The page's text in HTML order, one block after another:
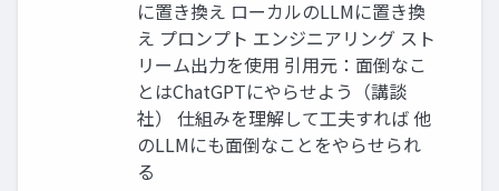
に置き換え ローカルのLLMに置き換
え プロンプト エンジニアリング スト
リーム出力を使用 引用元：面倒なこ
とはChatGPTにやらせよう（講談
社） 仕組みを理解して工夫すれば 他
のLLMにも面倒なことをやらせられ
る